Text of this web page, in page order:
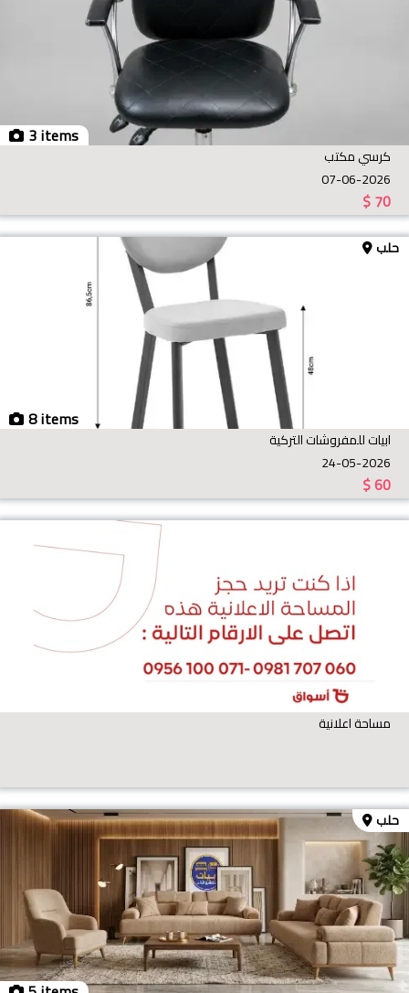
3 items
كرسي مكتب
07-06-2026
$70
8 items
حلب
ابيات للمفروشات التركية
24-05-2026
$60
مساحة اعلانية
حلب